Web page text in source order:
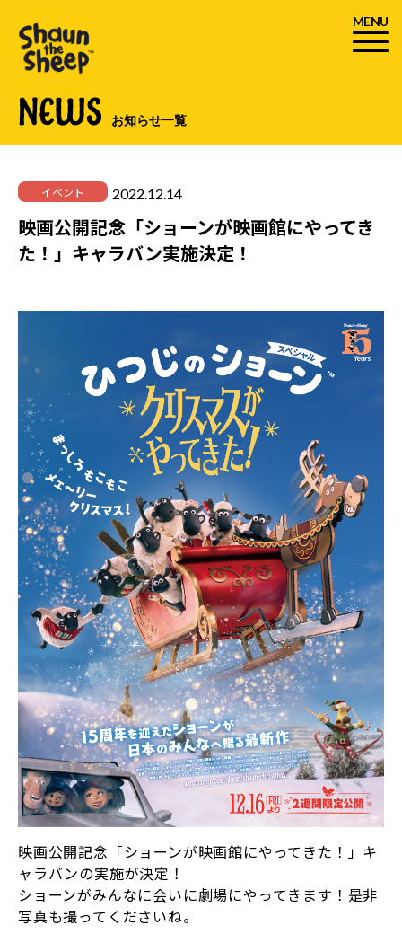
MENU
NEWS お知らせ一覧
イベント 2022.12.14
映画公開記念「ショーンが映画館にやってき
た！」キャラバン実施決定！
映画公開記念「ショーンが映画館にやってきた！」キ
ャラバンの実施が決定！
ショーンがみんなに会いに劇場にやってきます！是非
写真も撮ってくださいね。